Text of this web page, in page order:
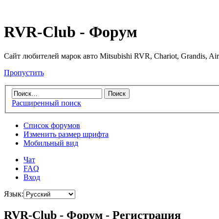
RVR-Club - Форум
Сайт любителей марок авто Mitsubishi RVR, Chariot, Grandis,
Пропустить
Расширенный поиск
Список форумов
Изменить размер шрифта
Мобильный вид
Чат
FAQ
Вход
Язык:
RVR-Club - Форум - Регистрация